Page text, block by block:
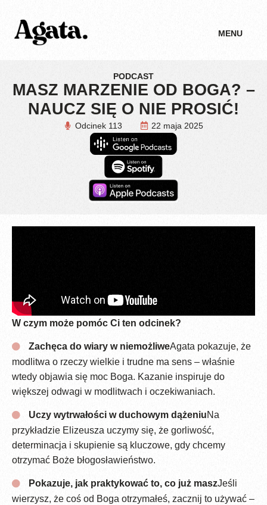
MENU
PODCAST
MASZ MARZENIE OD BOGA? –
NAUCZ SIĘ O NIE PROSIĆ!
Odcinek 113 22 maja 2025
W czym może pomóc Ci ten odcinek?
Zachęca do wiary w niemożliweAgata pokazuje, że
modlitwa o rzeczy wielkie i trudne ma sens – właśnie
wtedy objawia się moc Boga. Kazanie inspiruje do
większej odwagi w modlitwach i oczekiwaniach.
Uczy wytrwałości w duchowym dążeniuNa
przykładzie Elizeusza uczymy się, że gorliwość,
determinacja i skupienie są kluczowe, gdy chcemy
otrzymać Boże błogosławieństwo.
Pokazuje, jak praktykować to, co już maszJeśli
wierzysz, że coś od Boga otrzymałeś, zacznij to używać –